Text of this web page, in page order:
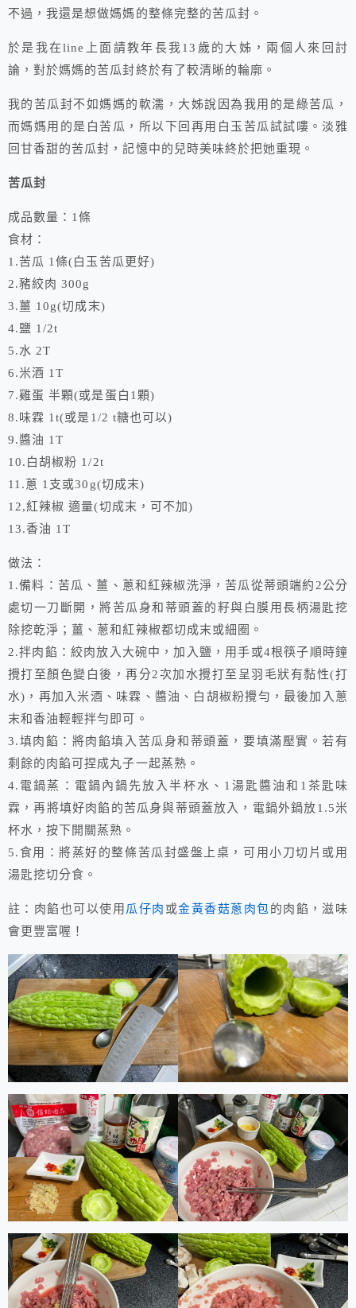
不過，我還是想做媽媽的整條完整的苦瓜封。
於是我在line上面請教年長我13歲的大姊，兩個人來回討
論，對於媽媽的苦瓜封終於有了較清晰的輪廓。
我的苦瓜封不如媽媽的軟濡，大姊說因為我用的是綠苦瓜，
而媽媽用的是白苦瓜，所以下回再用白玉苦瓜試試嘍。淡雅
回甘香甜的苦瓜封，記憶中的兒時美味終於把她重現。
苦瓜封
成品數量：1條
食材：
1.苦瓜 1條(白玉苦瓜更好)
2.豬絞肉 300g
3.薑 10g(切成末)
4.鹽 1/2t
5.水 2T
6.米酒 1T
7.雞蛋 半顆(或是蛋白1顆)
8.味霖 1t(或是1/2 t糖也可以)
9.醬油 1T
10.白胡椒粉 1/2t
11.蔥 1支或30g(切成末)
12,紅辣椒 適量(切成末，可不加)
13.香油 1T
做法：
1.備料：苦瓜、薑、蔥和紅辣椒洗淨，苦瓜從蒂頭端約2公分
處切一刀斷開，將苦瓜身和蒂頭蓋的籽與白膜用長柄湯匙挖
除挖乾淨；薑、蔥和紅辣椒都切成末或細圈。
2.拌肉餡：絞肉放入大碗中，加入鹽，用手或4根筷子順時鐘
攪打至顏色變白後，再分2次加水攪打至呈羽毛狀有黏性(打
水)，再加入米酒、味霖、醬油、白胡椒粉攪勻，最後加入蔥
末和香油輕輕拌勻即可。
3.填肉餡：將肉餡填入苦瓜身和蒂頭蓋，要填滿壓實。若有
剩餘的肉餡可捏成丸子一起蒸熟。
4.電鍋蒸：電鍋內鍋先放入半杯水、1湯匙醬油和1茶匙味
霖，再將填好肉餡的苦瓜身與蒂頭蓋放入，電鍋外鍋放1.5米
杯水，按下開關蒸熟。
5.食用：將蒸好的整條苦瓜封盛盤上桌，可用小刀切片或用
湯匙挖切分食。
註：肉餡也可以使用 瓜仔肉 或金黃香菇蔥肉包的肉餡，滋味
會更豐富喔！